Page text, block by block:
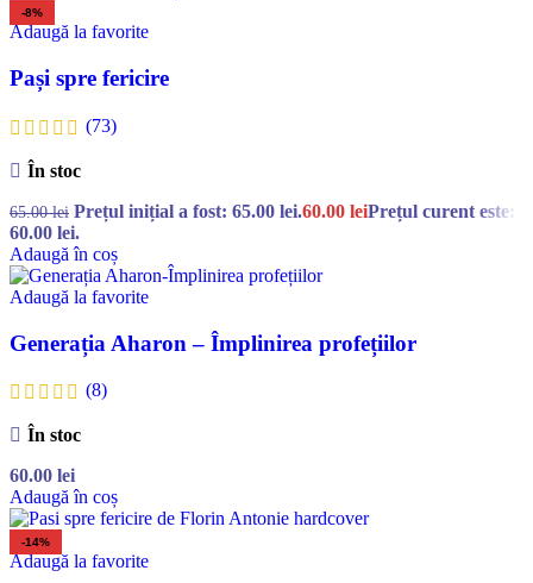
-8%
Adaugă la favorite
Pași spre fericire
(73)
În stoc
65.00lei Prețul inițial a fost: 65.00 lei.60.00 leiPrețul curent este:
60.00 lei.
Adaugă în coș
Adaugă la favorite
Generația Aharon – Împlinirea profețiilor
(8)
În stoc
60.00 lei
Adaugă în coș
-14%
Adaugă la favorite